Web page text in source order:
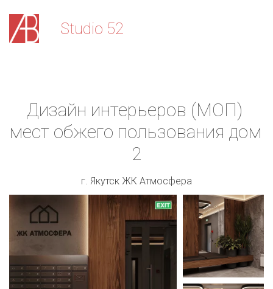
Stu­­­­dio 52
Дизайн интерьеров (МОП)
мест обжего пользования дом
2
г. Якутск ЖК Атмосфера